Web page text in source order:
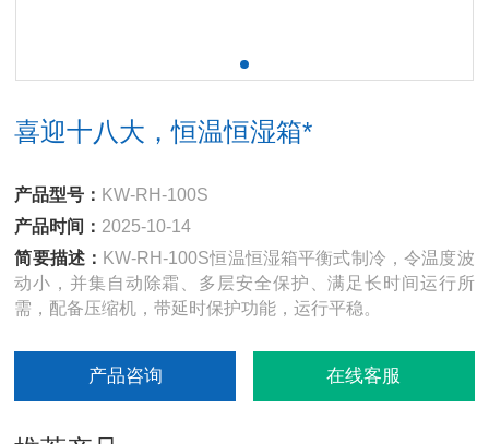
喜迎十八大，恒温恒湿箱*
产品型号： KW-RH-100S
产品时间： 2025-10-14
简要描述： KW-RH-100S恒温恒湿箱平衡式制冷，令温度波
动小，并集自动除霜、多层安全保护、满足长时间运行所
需，配备压缩机，带延时保护功能，运行平稳。
产品咨询 在线客服